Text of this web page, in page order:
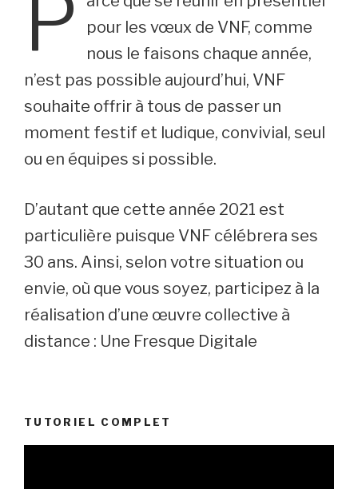
P
pour les vœux de VNF, comme
nous le faisons chaque année,
n’est pas possible aujourd’hui, VNF
souhaite offrir à tous de passer un
moment festif et ludique, convivial, seul
ou en équipes si possible.
D’autant que cette année 2021 est
particulière puisque VNF célébrera ses
30 ans. Ainsi, selon votre situation ou
envie, où que vous soyez, participez à la
réalisation d’une œuvre collective à
distance : Une Fresque Digitale
TUTORIEL COMPLET